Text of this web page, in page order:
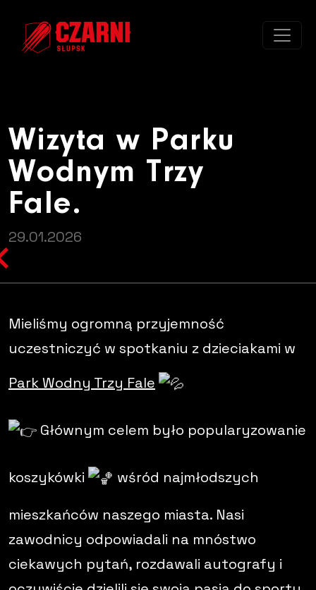
Wizyta w Parku
Wodnym Trzy
Fale.
29.01.2026
Mieliśmy ogromną przyjemność
uczestniczyć w spotkaniu z dzieciakami w
Park Wodny Trzy Fale
Głównym celem było popularyzowanie
koszykówki wśród najmłodszych
mieszkańców naszego miasta. Nasi
zawodnicy odpowiadali na mnóstwo
ciekawych pytań, rozdawali autografy i